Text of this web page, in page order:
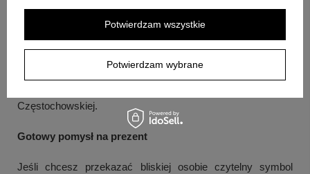
Jak wygląda motyw na medaliku?
Częstochowskiej.
Gotowy pomysł na prezent
Jeśli chcesz przekazać bliskiej osobie czytelny symbol
Potwierdzam wybrane
Potwierdzam wszystkie